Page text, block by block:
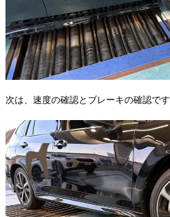
次は、速度の確認とブレーキの確認です